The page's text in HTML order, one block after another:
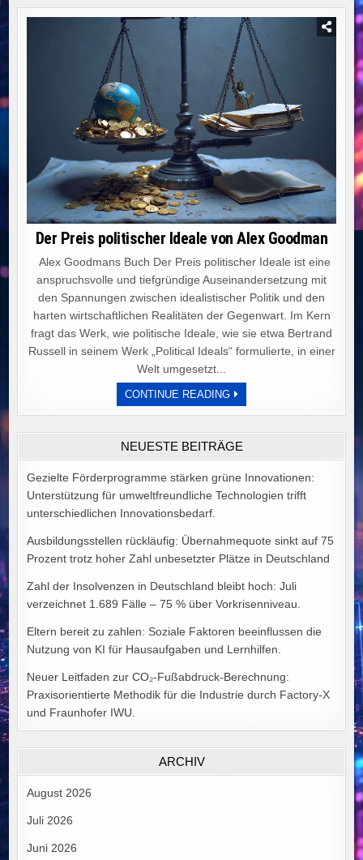
Der Preis politischer Ideale von Alex Goodman
Alex Goodmans Buch Der Preis politischer Ideale ist eine
anspruchsvolle und tiefgründige Auseinandersetzung mit
den Spannungen zwischen idealistischer Politik und den
harten wirtschaftlichen Realitäten der Gegenwart. Im Kern
fragt das Werk, wie politische Ideale, wie sie etwa Bertrand
Russell in seinem Werk „Political Ideals“ formulierte, in einer
Welt umgesetzt...
CONTINUE READINGDER
PREIS
POLITISCHER
VON
ALEX
NEUESTE BEITRÄGE
Gezielte Förderprogramme stärken grüne Innovationen:
Unterstützung für umweltfreundliche Technologien trifft
unterschiedlichen Innovationsbedarf.
Ausbildungsstellen rückläufig: Übernahmequote sinkt auf 75
Prozent trotz hoher Zahl unbesetzter Plätze in Deutschland
Zahl der Insolvenzen in Deutschland bleibt hoch: Juli
verzeichnet 1.689 Fälle – 75 % über Vorkrisenniveau.
Eltern bereit zu zahlen: Soziale Faktoren beeinflussen die
Nutzung von KI für Hausaufgaben und Lernhilfen.
Neuer Leitfaden zur CO₂-Fußabdruck-Berechnung:
Praxisorientierte Methodik für die Industrie durch Factory-X
und Fraunhofer IWU.
ARCHIV
August 2026
Juli 2026
Juni 2026